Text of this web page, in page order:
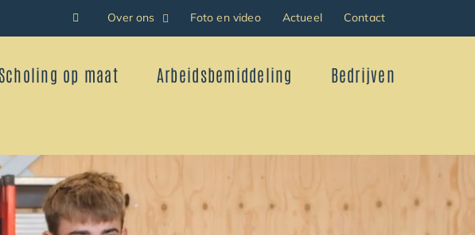
Over ons Foto en video Actueel Contact
Scholing op maat Arbeidsbemiddeling Bedrijven